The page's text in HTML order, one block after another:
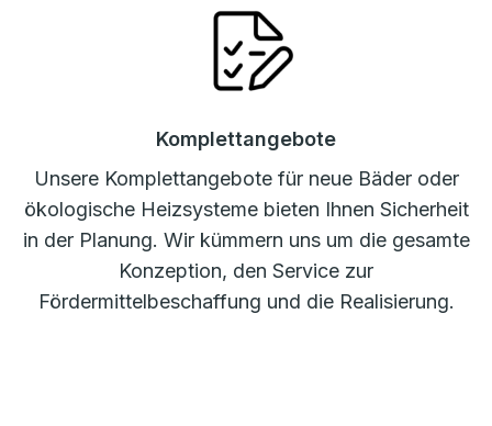
Komplettangebote
Unsere Komplettangebote für neue Bäder oder
ökologische Heizsysteme bieten Ihnen Sicherheit
in der Planung. Wir kümmern uns um die gesamte
Konzeption, den Service zur
Fördermittelbeschaffung und die Realisierung.